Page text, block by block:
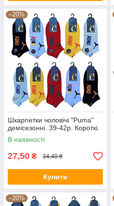
–20%
Шкарпетки чоловічі "Puma"
демісезонні. 39-42р. Короткі.
В наявності
27,50 ₴ 34,40 ₴
Купити
–20%